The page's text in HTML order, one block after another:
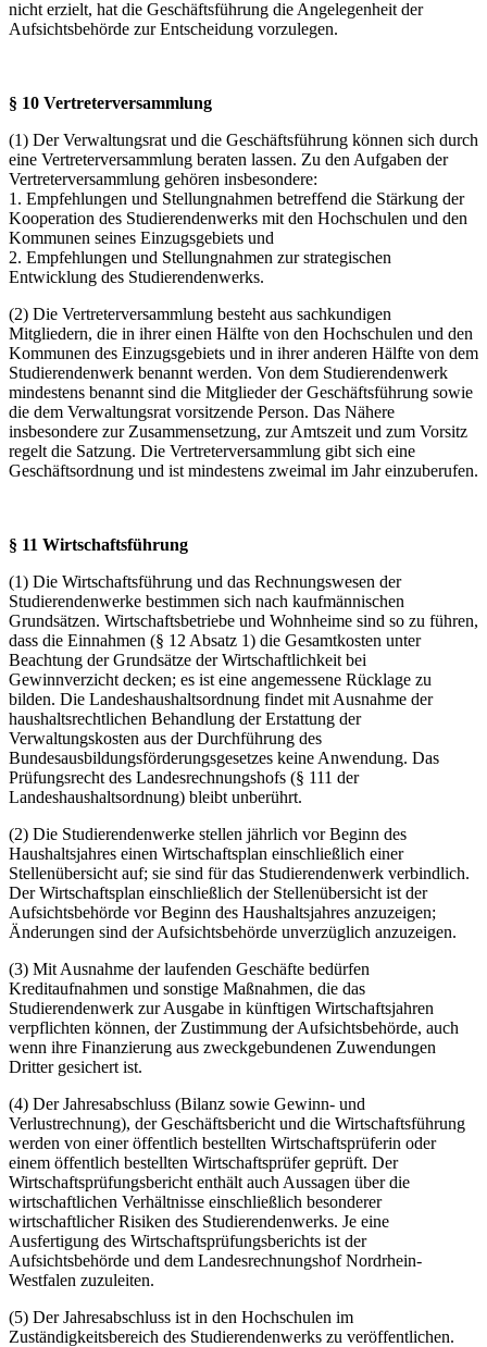
nicht erzielt, hat die Geschäftsführung die Angelegenheit der
Aufsichtsbehörde zur Entscheidung vorzulegen.
§ 10 Vertreterversammlung
(1) Der Verwaltungsrat und die Geschäftsführung können sich durch
eine Vertreterversammlung beraten lassen. Zu den Aufgaben der
Vertreterversammlung gehören insbesondere:
1. Empfehlungen und Stellungnahmen betreffend die Stärkung der
Kooperation des Studierendenwerks mit den Hochschulen und den
Kommunen seines Einzugsgebiets und
2. Empfehlungen und Stellungnahmen zur strategischen
Entwicklung des Studierendenwerks.
(2) Die Vertreterversammlung besteht aus sachkundigen
Mitgliedern, die in ihrer einen Hälfte von den Hochschulen und den
Kommunen des Einzugsgebiets und in ihrer anderen Hälfte von dem
Studierendenwerk benannt werden. Von dem Studierendenwerk
mindestens benannt sind die Mitglieder der Geschäftsführung sowie
die dem Verwaltungsrat vorsitzende Person. Das Nähere
insbesondere zur Zusammensetzung, zur Amtszeit und zum Vorsitz
regelt die Satzung. Die Vertreterversammlung gibt sich eine
Geschäftsordnung und ist mindestens zweimal im Jahr einzuberufen.
§ 11 Wirtschaftsführung
(1) Die Wirtschaftsführung und das Rechnungswesen der
Studierendenwerke bestimmen sich nach kaufmännischen
Grundsätzen. Wirtschaftsbetriebe und Wohnheime sind so zu führen,
dass die Einnahmen (§ 12 Absatz 1) die Gesamtkosten unter
Beachtung der Grundsätze der Wirtschaftlichkeit bei
Gewinnverzicht decken; es ist eine angemessene Rücklage zu
bilden. Die Landeshaushaltsordnung findet mit Ausnahme der
haushaltsrechtlichen Behandlung der Erstattung der
Verwaltungskosten aus der Durchführung des
Bundesausbildungsförderungsgesetzes keine Anwendung. Das
Prüfungsrecht des Landesrechnungshofs (§ 111 der
Landeshaushaltsordnung) bleibt unberührt.
(2) Die Studierendenwerke stellen jährlich vor Beginn des
Haushaltsjahres einen Wirtschaftsplan einschließlich einer
Stellenübersicht auf; sie sind für das Studierendenwerk verbindlich.
Der Wirtschaftsplan einschließlich der Stellenübersicht ist der
Aufsichtsbehörde vor Beginn des Haushaltsjahres anzuzeigen;
Änderungen sind der Aufsichtsbehörde unverzüglich anzuzeigen.
(3) Mit Ausnahme der laufenden Geschäfte bedürfen
Kreditaufnahmen und sonstige Maßnahmen, die das
Studierendenwerk zur Ausgabe in künftigen Wirtschaftsjahren
verpflichten können, der Zustimmung der Aufsichtsbehörde, auch
wenn ihre Finanzierung aus zweckgebundenen Zuwendungen
Dritter gesichert ist.
(4) Der Jahresabschluss (Bilanz sowie Gewinn- und
Verlustrechnung), der Geschäftsbericht und die Wirtschaftsführung
werden von einer öffentlich bestellten Wirtschaftsprüferin oder
einem öffentlich bestellten Wirtschaftsprüfer geprüft. Der
Wirtschaftsprüfungsbericht enthält auch Aussagen über die
wirtschaftlichen Verhältnisse einschließlich besonderer
wirtschaftlicher Risiken des Studierendenwerks. Je eine
Ausfertigung des Wirtschaftsprüfungsberichts ist der
Aufsichtsbehörde und dem Landesrechnungshof Nordrhein-
Westfalen zuzuleiten.
(5) Der Jahresabschluss ist in den Hochschulen im
Zuständigkeitsbereich des Studierendenwerks zu veröffentlichen.